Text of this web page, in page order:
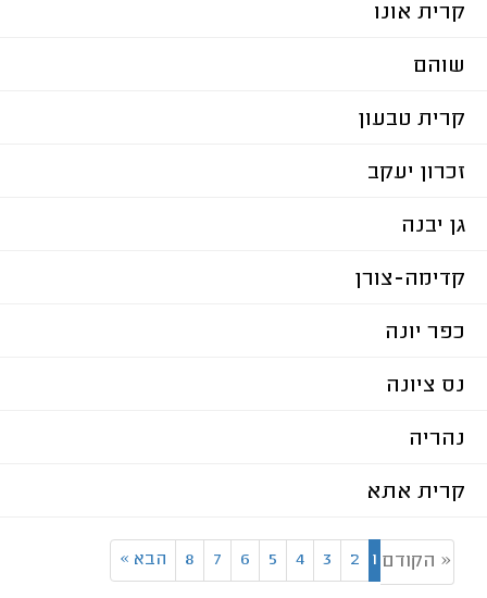
קרית אונו
שוהם
קרית טבעון
זכרון יעקב
גן יבנה
קדימה-צורן
כפר יונה
נס ציונה
נהריה
קרית אתא
« הקודם 1
2
3
4
5
6
7
8 הבא »